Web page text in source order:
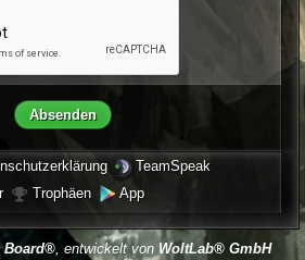
TeamSpeak
Trophäen App
Board® , entwickelt von WoltLab® GmbH